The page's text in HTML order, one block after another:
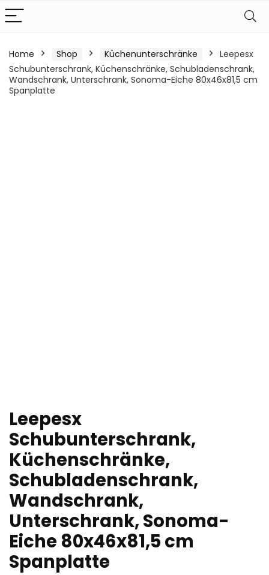
Home Shop Küchenunterschränke
Leepesx
Schubunterschrank, Küchenschränke, Schubladenschrank,
Wandschrank, Unterschrank, Sonoma-Eiche 80x46x81,5 cm
Spanplatte
Leepesx
Schubunterschrank,
Küchenschränke,
Schubladenschrank,
Wandschrank,
Unterschrank, Sonoma-
Eiche 80x46x81,5 cm
Spanplatte